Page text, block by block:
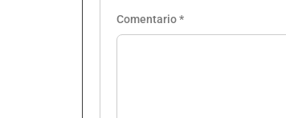
Comentario*